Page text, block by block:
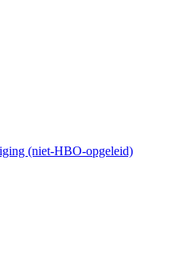
(niet-HBO-opgeleid)